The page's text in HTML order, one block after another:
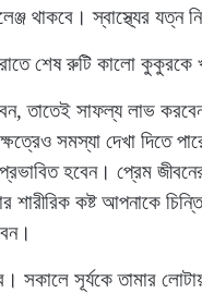
থাকবে। স্বাস্থ্যের যত্ন
শেষ রুটি কালো কুকুরকে
তাতেই সাফল্য লাভ
সমস্যা দেখা দিতে
হবেন। প্রেম
শারীরিক কষ্ট আপনাকে
সকালে সূর্যকে তামার